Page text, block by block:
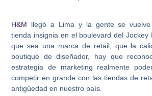
H&M llegó a Lima y la gente se
tienda insignia en el boulevard del Jockey
que sea una marca de retail, que la
boutique de diseñador, hay que
estrategia de marketing realmente
competir en grande con las tiendas de
antigüedad en nuestro país.